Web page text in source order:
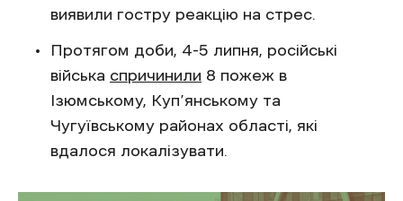
виявили гостру реакцію на стрес.
Протягом доби, 4-5 липня, російські
війська спричинили 8 пожеж в
Ізюмському, Куп’янському та
Чугуївському районах області, які
вдалося локалізувати.